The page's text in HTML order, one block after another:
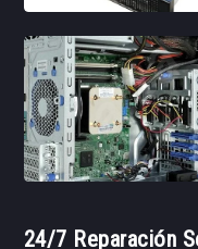
24/7 Reparación